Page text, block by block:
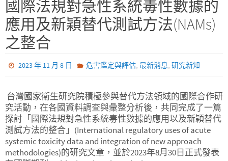
國際法規對急性系統毒性數據的
應用及新穎替代測試方法(NAMs)
之整合
2023 年 11 月 8 日 危害鑑定與評估, 最新消息, 研究新知
台灣國家衛生研究院積極參與替代方法領域的國際合作研
究活動，在各國資料調查與彙整分析後，共同完成了一篇
探討「國際法規對急性系統毒性數據的應用以及新穎替代
測試方法的整合」(International regulatory uses of acute
systemic toxicity data and integration of new approach
methodologies)的研究文章，並於2023年8月30日正式發表